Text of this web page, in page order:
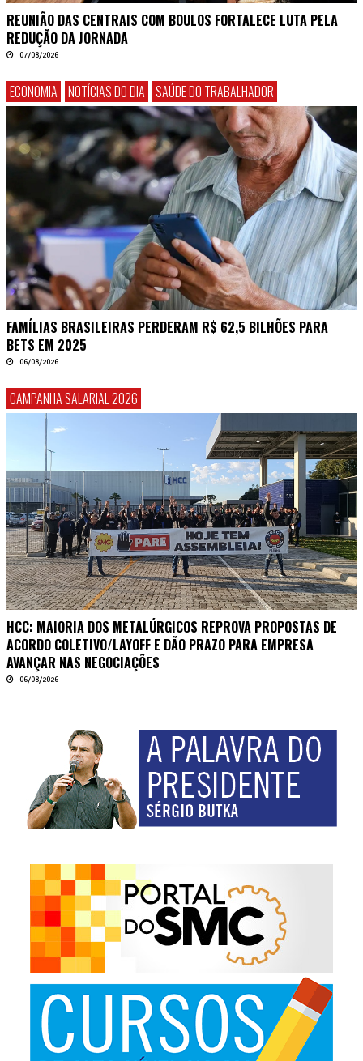
REUNIÃO DAS CENTRAIS COM BOULOS FORTALECE LUTA PELA
REDUÇÃO DA JORNADA
07/08/2026
ECONOMIA NOTÍCIAS DO DIA SAÚDE DO TRABALHADOR
FAMÍLIAS BRASILEIRAS PERDERAM R$ 62,5 BILHÕES PARA
BETS EM 2025
06/08/2026
CAMPANHA SALARIAL 2026
HCC: MAIORIA DOS METALÚRGICOS REPROVA PROPOSTAS DE
ACORDO COLETIVO/LAYOFF E DÃO PRAZO PARA EMPRESA
AVANÇAR NAS NEGOCIAÇÕES
06/08/2026